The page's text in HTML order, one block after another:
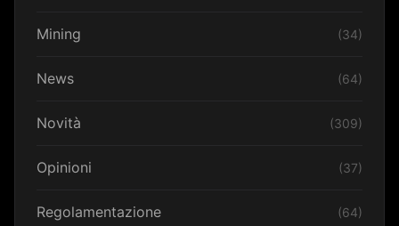
Mining (34)
News (64)
Novità (309)
Opinioni (37)
Regolamentazione (64)